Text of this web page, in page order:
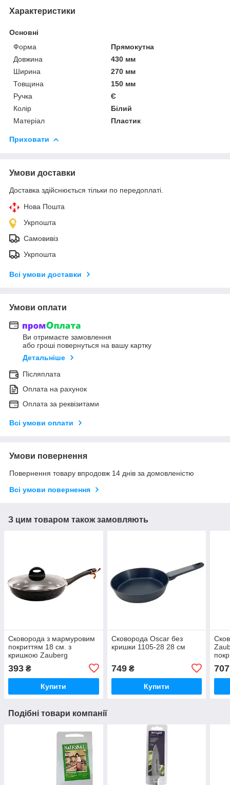
Характеристики
Основні
Форма
Прямокутна
Довжина
430 мм
Ширина
270 мм
Товщина
150 мм
Ручка
Є
Колір
Білий
Матеріал
Пластик
Приховати
Умови доставки
Доставка здійснюється тільки по передоплаті.
Нова Пошта
Укрпошта
Самовивіз
Укрпошта
Всі умови доставки
Умови оплати
Ви отримаєте замовлення
або гроші повернуться на вашу картку
Детальніше
Післяплата
Оплата на рахунок
Оплата за реквізитами
Всі умови оплати
Умови повернення
Повернення товару впродовж 14 днів за домовленістю
Всі умови повернення
З цим товаром також замовляють
Сковорода з мармуровим
покриттям 18 см. з
кришкою Zauberg
393 ₴
Купити
Сковорода Oscar без
кришки 1105-28 28 см
749₴
Купити
707
Подібні товари компанії